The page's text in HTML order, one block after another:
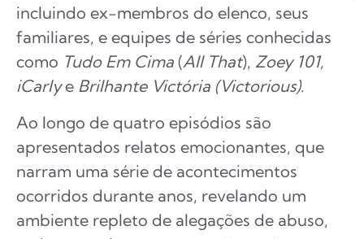
incluindo ex-membros do elenco, seus
familiares, e equipes de séries conhecidas
como Tudo Em Cima (All That), Zoey 101,
iCarlye Brilhante Victória (Victorious).
Ao longo de quatro episódios são
apresentados relatos emocionantes, que
narram uma série de acontecimentos
ocorridos durante anos, revelando um
ambiente repleto de alegações de abuso,